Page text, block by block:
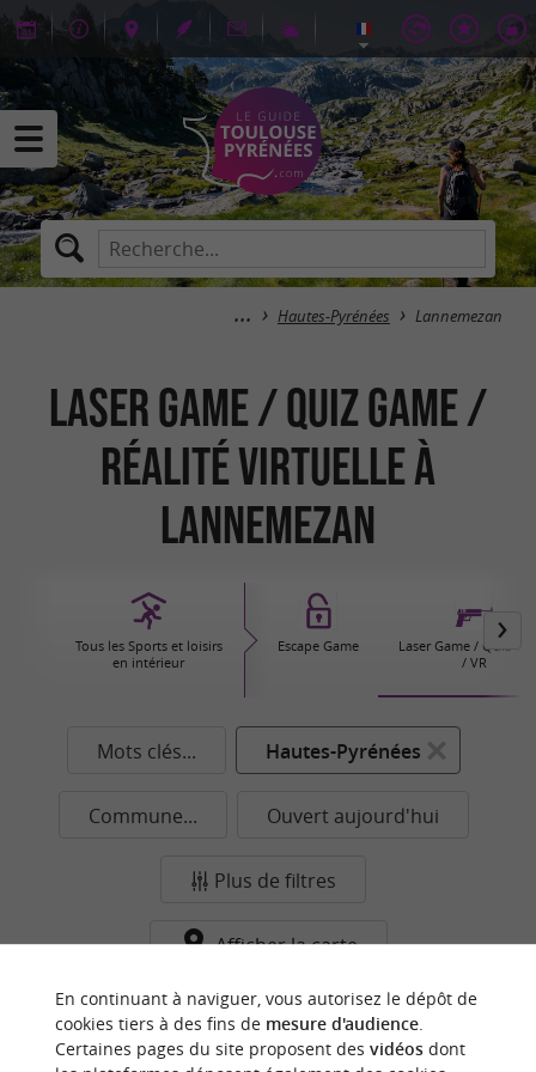
Hautes-Pyrénées Lannemezan
Laser Game / Quiz Game /
Réalité Virtuelle à
Lannemezan
Tous les Sports et loisirs
en intérieur
Escape Game
Laser Game / Quiz
/ VR
Mots clés... Hautes-Pyrénées
Commune... Ouvert aujourd'hui
Plus de filtres
Afficher la carte
Aucun résultat dans cette catégorie pour cette
commune pour le moment...
En continuant à naviguer, vous autorisez le dépôt de
cookies tiers à des fins de mesure d'audience.
Certaines pages du site proposent des vidéosdont